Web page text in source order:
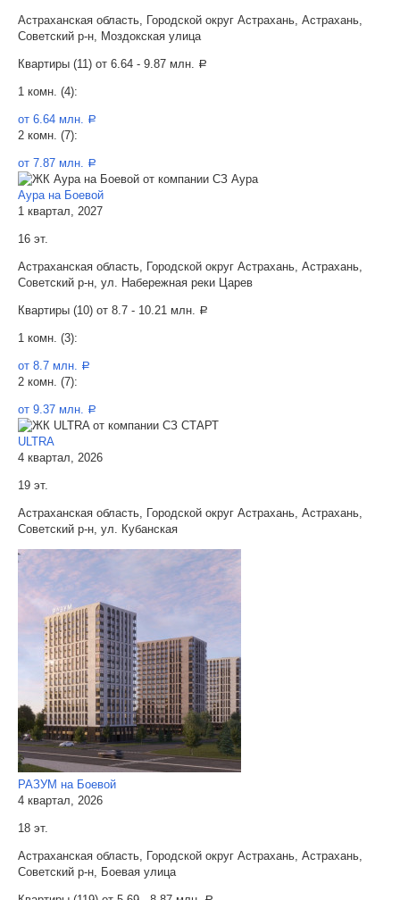
Астраханская область, Городской округ Астрахань, Астрахань,
Советский р-н, Моздокская улица
Квартиры (11) от 6.64 - 9.87 млн. a
1 комн. (4):
от 6.64 млн. a
2 комн. (7):
от 7.87 млн. a
Аура на Боевой
1 квартал, 2027
16 эт.
Астраханская область, Городской округ Астрахань, Астрахань,
Советский р-н, ул. Набережная реки Царев
Квартиры (10) от 8.7 - 10.21 млн. a
1 комн. (3):
от 8.7 млн. a
2 комн. (7):
от 9.37 млн. a
ULTRA
4 квартал, 2026
19 эт.
Астраханская область, Городской округ Астрахань, Астрахань,
Советский р-н, ул. Кубанская
РАЗУМ на Боевой
4 квартал, 2026
18 эт.
Астраханская область, Городской округ Астрахань, Астрахань,
Советский р-н, Боевая улица